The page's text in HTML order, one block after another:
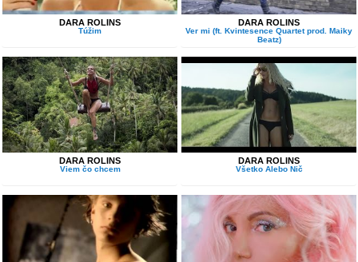
DARA ROLINS
Túžim
DARA ROLINS
Ver mi (ft. Kvintesence Quartet prod. Maiky
Beatz)
DARA ROLINS
Viem čo chcem
DARA ROLINS
Všetko Alebo Nič